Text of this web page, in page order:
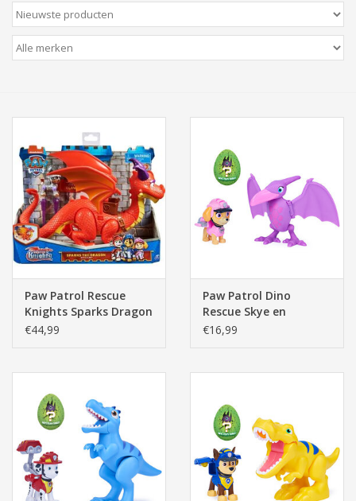
Wenskaarten
Zeeuws/Streek
Boeken
Elektra
Baby & Peuter
Speelgoed & hobby
Cadeau & feest
Contact/Locatie
Veiligheid
Pasen
Paw Patrol Rescue
Knights Sparks Dragon
And Claw
€44,99
Paw Patrol Dino
Rescue Skye en
Pterodactyl
€16,99